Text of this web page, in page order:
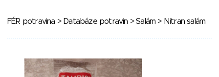
FÉR potravina > Databáze potravin >Salám > Nitran salám